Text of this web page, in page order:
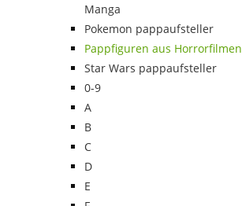
Manga
Pokemon pappaufsteller
Pappfiguren aus Horrorfilmen
Star Wars pappaufsteller
0-9
A
B
C
D
E